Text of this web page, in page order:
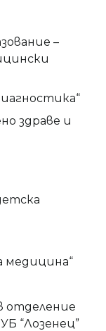
–
здраве и
медицина“
отделение
“Лозенец”